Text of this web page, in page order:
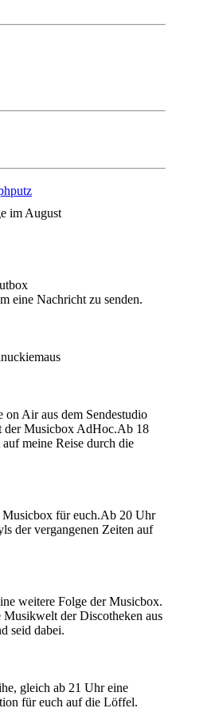
im August
eine Nachricht zu senden.
Air aus dem Sendestudio
der Musicbox AdHoc.Ab 18
meine Reise durch die
für euch.Ab 20 Uhr
der vergangenen Zeiten auf
weitere Folge der Musicbox.
der Discotheken aus
seid dabei.
gleich ab 21 Uhr eine
für euch auf die Löffel.